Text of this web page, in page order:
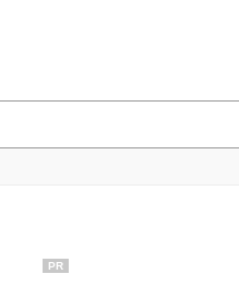
PR